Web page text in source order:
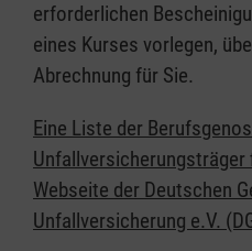
erforderlichen
eines Kurses vorlegen,
Abrechnung für Sie.
Eine Liste der
Unfallversicherungsträger
Webseite der Deutschen
Unfallversicherung e.V.